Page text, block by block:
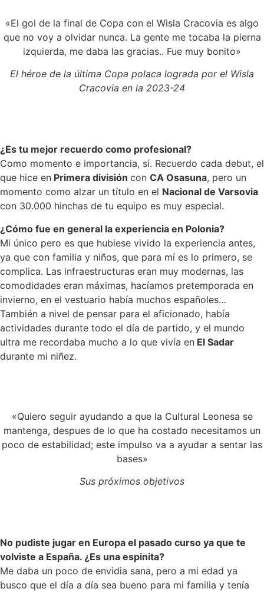
«El gol de la final de Copa con el Wisla Cracovia es algo
que no voy a olvidar nunca. La gente me tocaba la pierna
izquierda, me daba las gracias.. Fue muy bonito»
El héroe de la última Copa polaca lograda por el Wisla
Cracovia en la 2023-24
¿Es tu mejor recuerdo como profesional?
Como momento e importancia, sí. Recuerdo cada debut, el
que hice en Primera división con CA Osasuna, pero un
momento como alzar un título en el Nacional de Varsovia
con 30.000 hinchas de tu equipo es muy especial.
¿Cómo fue en general la experiencia en Polonia?
Mi único pero es que hubiese vivido la experiencia antes,
ya que con familia y niños, que para mí es lo primero, se
complica. Las infraestructuras eran muy modernas, las
comodidades eran máximas, hacíamos pretemporada en
invierno, en el vestuario había muchos españoles…
También a nivel de pensar para el aficionado, había
actividades durante todo el día de partido, y el mundo
ultra me recordaba mucho a lo que vivía en El Sadar
durante mi niñez.
«Quiero seguir ayudando a que la Cultural Leonesa se
mantenga, despues de lo que ha costado necesitamos un
poco de estabilidad; este impulso va a ayudar a sentar las
bases»
Sus próximos objetivos
No pudiste jugar en Europa el pasado curso ya que te
volviste a España. ¿Es una espinita?
Me daba un poco de envidia sana, pero a mi edad ya
busco que el día a día sea bueno para mi familia y tenía